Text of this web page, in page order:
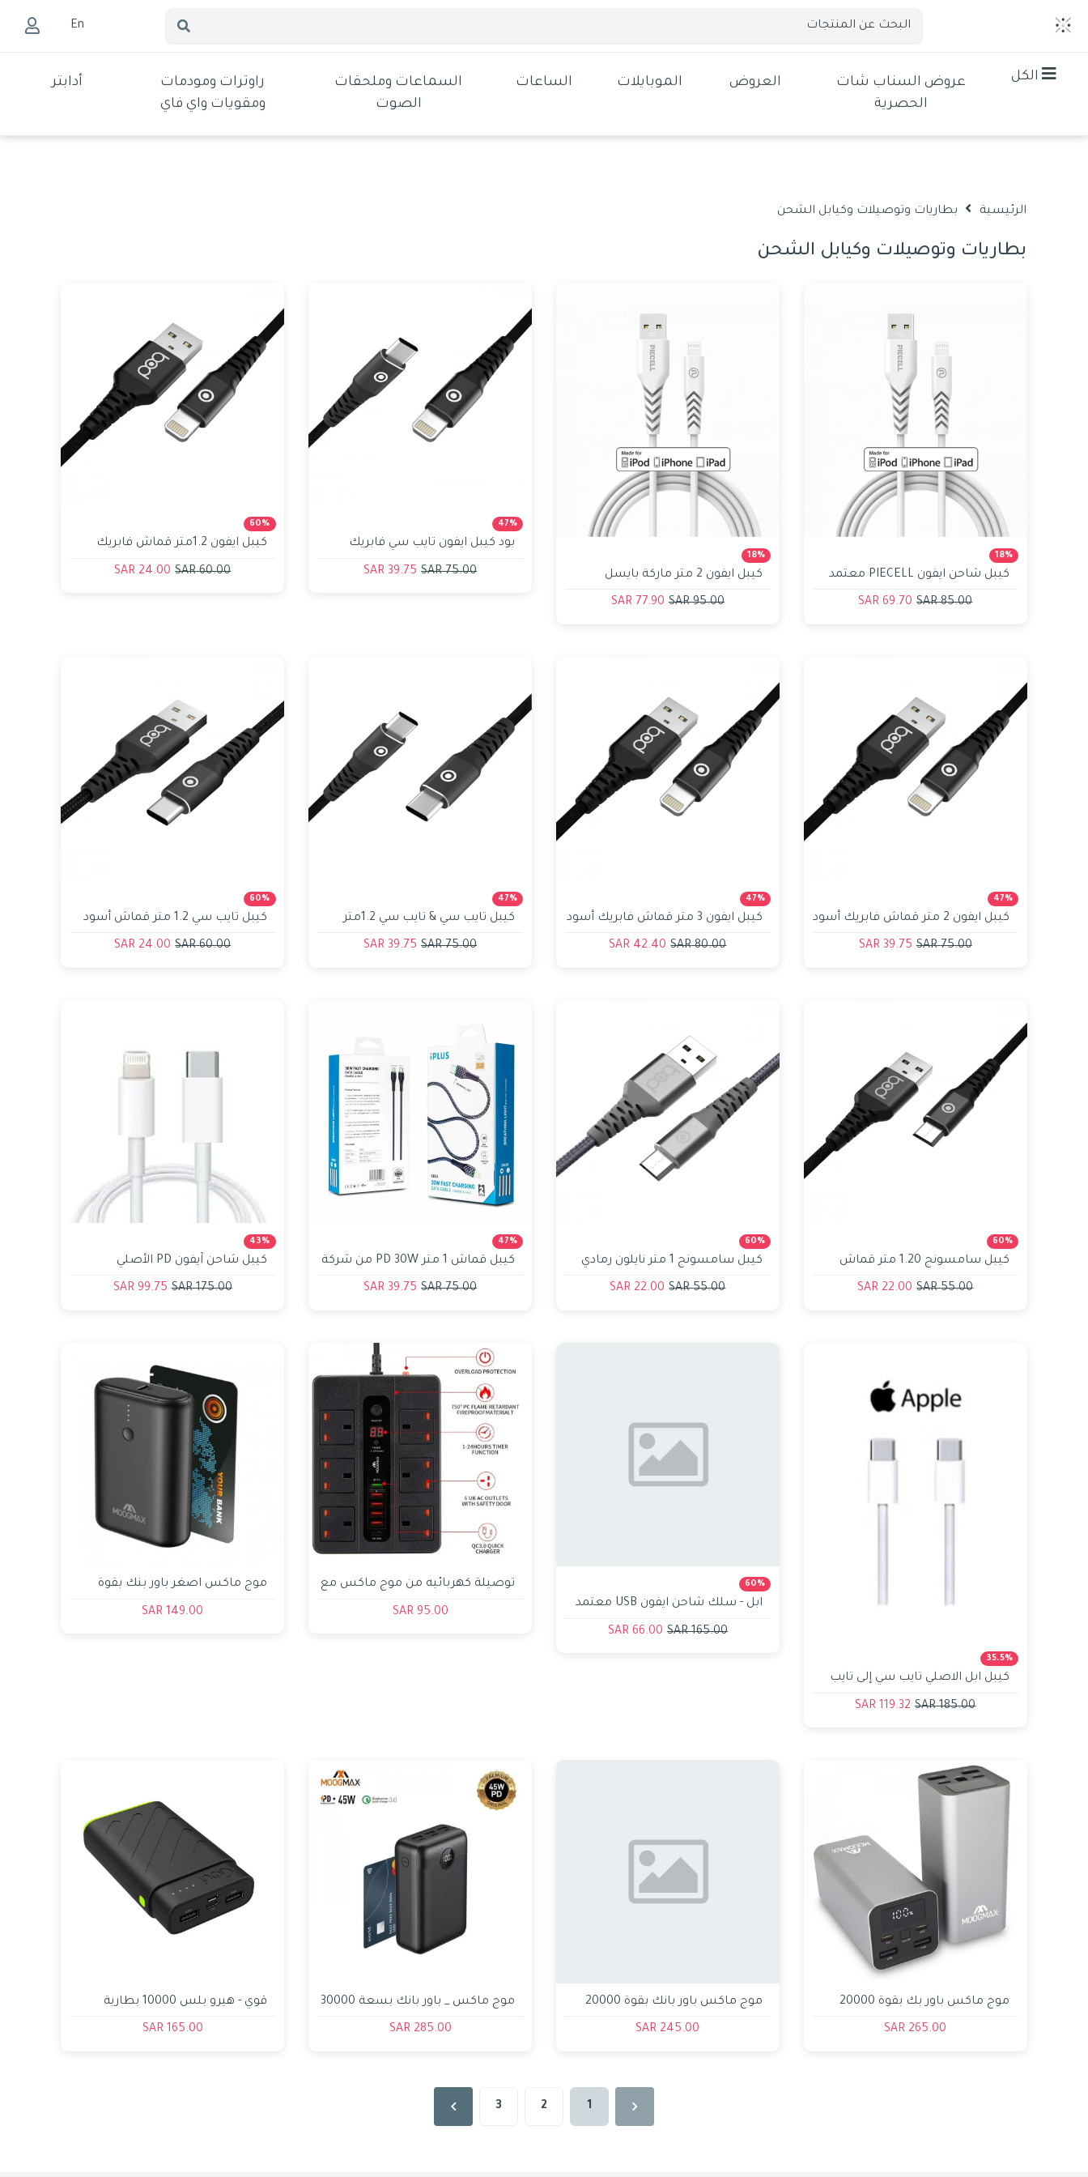
الرئيسية بطاريات وتوصيلات وكيابل الشحن
بطاريات وتوصيلات وكيابل الشحن
18%
كيبل شاحن ايفون PIECELL معتمد
من ابل 1متر
85.00 SAR
69.70 SAR
18%
كيبل ايفون 2 متر ماركة بايسل
الامريكية المعتمد من ابل
95.00 SAR
77.90 SAR
47%
بود كيبل ايفون تايب سي فابريك
75.00 SAR
39.75 SAR
60%
كيبل ايفون 1.2متر قماش فابريك
أسود بود bod
60.00 SAR
24.00 SAR
47%
كيبل ايفون 2 متر قماش فابريك أسود
75.00 SAR
39.75 SAR
47%
كيبل ايفون 3 متر قماش فابريك أسود
80.00 SAR
42.40 SAR
47%
كيبل تايب سي & تايب سي 1.2متر
قماش اسود بود bod
75.00 SAR
39.75 SAR
60%
كيبل تايب سي 1.2 متر قماش أسود
60.00 SAR
24.00 SAR
60%
كيبل سامسونج 1.20 متر قماش
اسود بود bod
55.00 SAR
22.00 SAR
60%
كيبل سامسونج 1 متر نايلون رمادي
55.00 SAR
22.00 SAR
47%
كيبل قماش 1 متر PD 30W من شركة
75.00 SAR
39.75 SAR
43%
كيبل شاحن آيفون PD الأصلي
حاسبات العرب
175.00 SAR
99.75 SAR
35.5%
كيبل ابل الاصلي تايب سي إلى تايب
185.00 SAR
119.32 SAR
60%
ابل - سلك شاحن ايفون USB معتمد
165.00 SAR
66.00 SAR
توصيلة كهربائيه من موج ماكس مع
95.00 SAR
موج ماكس اصغر باور بنك بقوة
149.00 SAR
موج ماكس باور بك بقوة 20000
مللي امبير 65 واط مزود بشاشة
265.00 SAR
موج ماكس باور بانك بقوة 20000
مللي أمبير بمنفذي PD+USB من
245.00 SAR
موج ماكس _ باور بانك بسعة 30000
285.00 SAR
قوي - هيرو بلس 10000 بطارية
165.00 SAR
1
2
3
En
الكل
عروض السناب شات
الحصرية
العروض الموبايلات الساعات
السماعات وملحقات
الصوت
راوترات ومودمات
ومقويات واي فاي
أدابتر
Unnamed Dialog